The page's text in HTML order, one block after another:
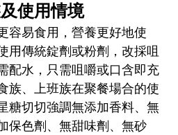
使用情境
容易食用，營養更好地使
用傳統錠劑或粉劑，改採咀
配水，只需咀嚼或口含即充
族、上班族在聚餐場合的使
糖切切強調無添加香料、無
保色劑、無甜味劑、無砂